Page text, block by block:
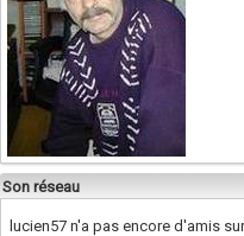
Son réseau
lucien57 n'a pas encore d'amis